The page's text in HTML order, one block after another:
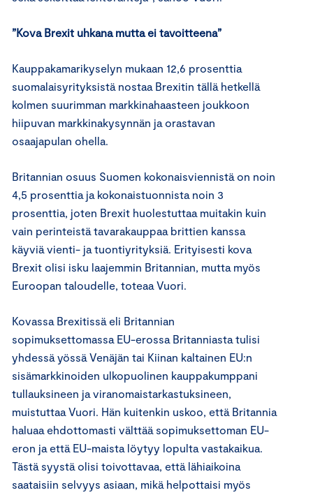
”Kova Brexit uhkana mutta ei tavoitteena”
Kauppakamarikyselyn mukaan 12,6 prosenttia
suomalaisyrityksistä nostaa Brexitin tällä hetkellä
kolmen suurimman markkinahaasteen joukkoon
hiipuvan markkinakysynnän ja orastavan
osaajapulan ohella.
Britannian osuus Suomen kokonaisviennistä on noin
4,5 prosenttia ja kokonaistuonnista noin 3
prosenttia, joten Brexit huolestuttaa muitakin kuin
vain perinteistä tavarakauppaa brittien kanssa
käyviä vienti- ja tuontiyrityksiä. Erityisesti kova
Brexit olisi isku laajemmin Britannian, mutta myös
Euroopan taloudelle, toteaa Vuori.
Kovassa Brexitissä eli Britannian
sopimuksettomassa EU-erossa Britanniasta tulisi
yhdessä yössä Venäjän tai Kiinan kaltainen EU:n
sisämarkkinoiden ulkopuolinen kauppakumppani
tullauksineen ja viranomaistarkastuksineen,
muistuttaa Vuori. Hän kuitenkin uskoo, että Britannia
haluaa ehdottomasti välttää sopimuksettoman EU-
eron ja että EU-maista löytyy lopulta vastakaikua.
Tästä syystä olisi toivottavaa, että lähiaikoina
saataisiin selvyys asiaan, mikä helpottaisi myös